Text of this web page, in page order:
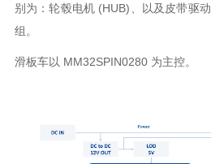
别为：轮毂电机 (HUB)、以及皮带驱
组。
滑板车以 MM32SPIN0280 为主控。